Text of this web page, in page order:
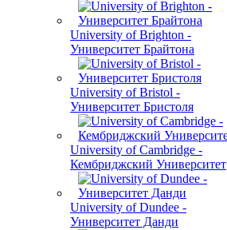
University of Brighton -
Университет Брайтона
University of Bristol -
Университет Бристоля
University of Cambridge -
Кембриджский Университет
University of Dundee -
Университет Данди